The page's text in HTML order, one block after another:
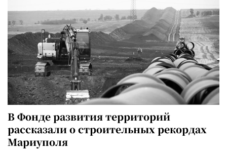
В Фонде развития территорий
рассказали о строительных рекордах
Мариуполя